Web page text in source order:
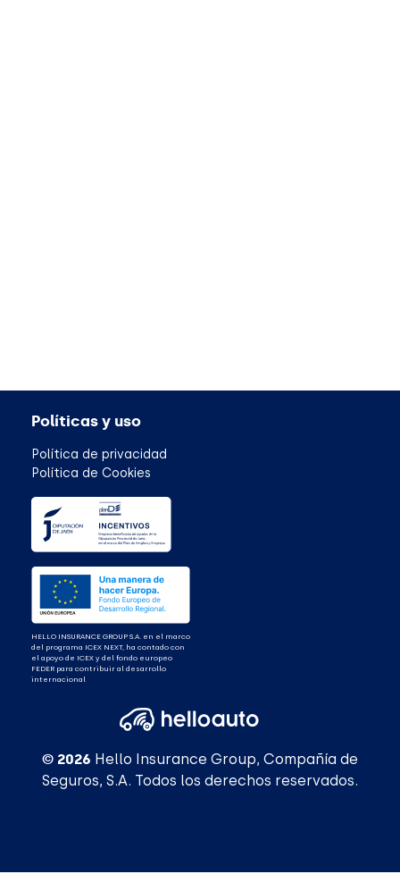
HELLO INSURANCE GROUP S.A. en el marco
del programa ICEX NEXT, ha contado con
el apoyo de ICEX y del fondo europeo
FEDER para contribuir al desarrollo
internacional
Políticas y uso
Política de privacidad
Política de Cookies
© 2026 Hello Insurance Group, Compañía de
Seguros, S.A. Todos los derechos reservados.